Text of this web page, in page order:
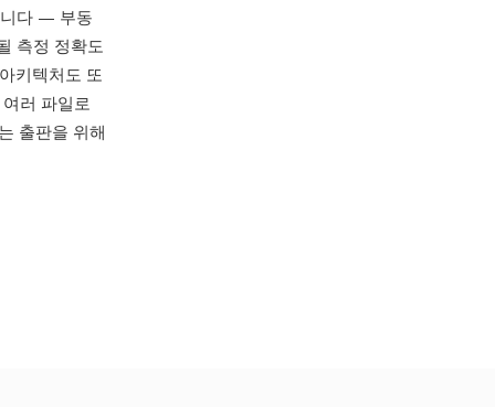
니다 — 부동
측정 정확도
키텍처도 또
러 파일로
출판을 위해